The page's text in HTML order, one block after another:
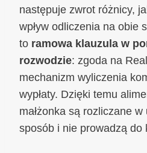
następuje zwrot różnicy,
wpływ odliczenia na obie
to ramowa klauzula w
rozwodzie: zgoda na
mechanizm wyliczenia
wypłaty. Dzięki temu
małżonka są rozliczane
sposób i nie prowadzą do